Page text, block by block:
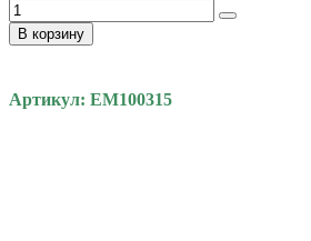
В корзину
Артикул: EM100315